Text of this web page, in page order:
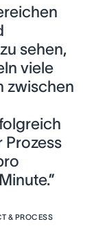
sehen,
viele
zwischen
Prozess
& PROCESS